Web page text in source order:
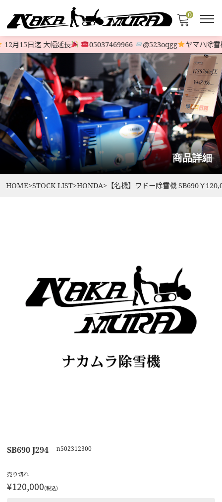
商品詳細
HOME>STOCK LIST>HONDA> 【名機】ワドー除雪機 SB690￥
0
月15日迄 大幅延長 05037469966 @523oqgg ヤマハ除雪
SB690 J294 n502312300
売り切れ
¥120,000(税込)